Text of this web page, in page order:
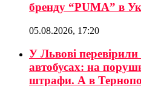
бренду “PUMA” в
05.08.2026, 17:20
У Львові
автобусах: на
штрафи. А в